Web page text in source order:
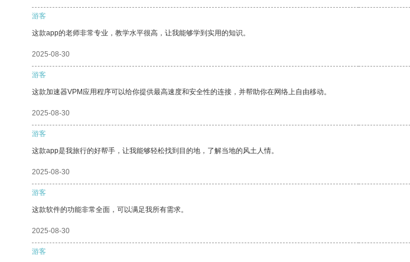
游客
这款app的老师非常专业，教学水平很高，让我能够学到实用的知识。
2025-08-30
游客
这款加速器VPM应用程序可以给你提供最高速度和安全性的连接，并帮助你在网络上自由移动。
2025-08-30
游客
这款app是我旅行的好帮手，让我能够轻松找到目的地，了解当地的风土人情。
2025-08-30
游客
这款软件的功能非常全面，可以满足我所有需求。
2025-08-30
游客